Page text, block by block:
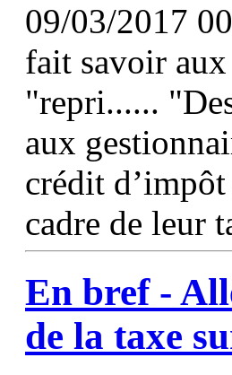
09/03/2017
fait savoir aux
"repri......
aux
crédit
cadre de leur
En bref -
de la taxe